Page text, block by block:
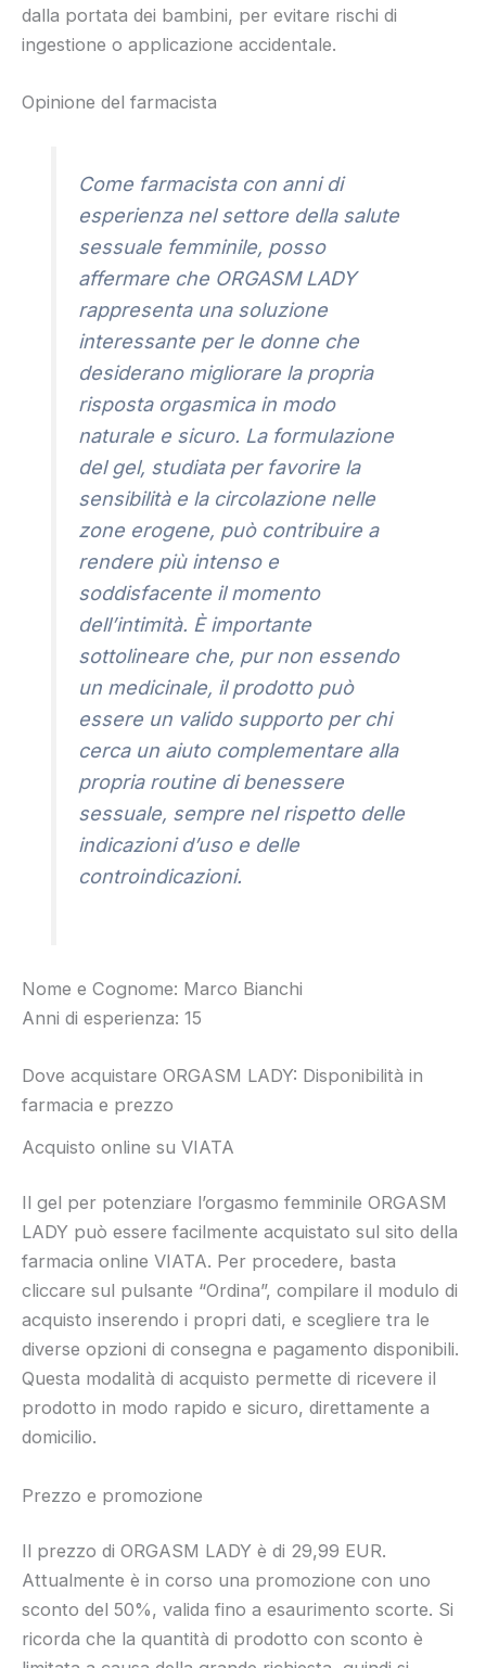
dalla portata dei bambini, per evitare rischi di
ingestione o applicazione accidentale.
Opinione del farmacista
Come farmacista con anni di
esperienza nel settore della salute
sessuale femminile, posso
affermare che ORGASM LADY
rappresenta una soluzione
interessante per le donne che
desiderano migliorare la propria
risposta orgasmica in modo
naturale e sicuro. La formulazione
del gel, studiata per favorire la
sensibilità e la circolazione nelle
zone erogene, può contribuire a
rendere più intenso e
soddisfacente il momento
dell’intimità. È importante
sottolineare che, pur non essendo
un medicinale, il prodotto può
essere un valido supporto per chi
cerca un aiuto complementare alla
propria routine di benessere
sessuale, sempre nel rispetto delle
indicazioni d’uso e delle
controindicazioni.
Nome e Cognome: Marco Bianchi
Anni di esperienza: 15
Dove acquistare ORGASM LADY: Disponibilità in
farmacia e prezzo
Acquisto online su VIATA
Il gel per potenziare l’orgasmo femminile ORGASM
LADY può essere facilmente acquistato sul sito della
farmacia online VIATA. Per procedere, basta
cliccare sul pulsante “Ordina”, compilare il modulo di
acquisto inserendo i propri dati, e scegliere tra le
diverse opzioni di consegna e pagamento disponibili.
Questa modalità di acquisto permette di ricevere il
prodotto in modo rapido e sicuro, direttamente a
domicilio.
Prezzo e promozione
Il prezzo di ORGASM LADY è di 29,99 EUR.
Attualmente è in corso una promozione con uno
sconto del 50%, valida fino a esaurimento scorte. Si
ricorda che la quantità di prodotto con sconto è